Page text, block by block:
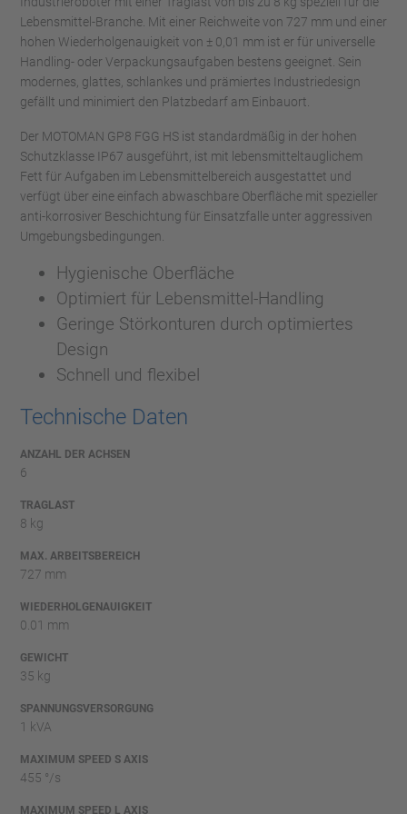
Lebensmittel-Branche. Mit einer Reichweite von 727 mm und einer
hohen Wiederholgenauigkeit von ± 0,01 mm ist er für universelle
Handling- oder Verpackungsaufgaben bestens geeignet. Sein
modernes, glattes, schlankes und prämiertes Industriedesign
gefällt und minimiert den Platzbedarf am Einbauort.
Der MOTOMAN GP8 FGG HS ist standardmäßig in der hohen
Schutzklasse IP67 ausgeführt, ist mit lebensmitteltauglichem
Fett für Aufgaben im Lebensmittelbereich ausgestattet und
verfügt über eine einfach abwaschbare Oberfläche mit spezieller
anti-korrosiver Beschichtung für Einsatzfalle unter aggressiven
Umgebungsbedingungen.
Hygienische Oberfläche
Optimiert für Lebensmittel-Handling
Geringe Störkonturen durch optimiertes
Design
Schnell und flexibel
Technische Daten
ANZAHL DER ACHSEN
6
TRAGLAST
8 kg
MAX. ARBEITSBEREICH
727 mm
WIEDERHOLGENAUIGKEIT
0.01 mm
GEWICHT
35 kg
SPANNUNGSVERSORGUNG
1 kVA
MAXIMUM SPEED S AXIS
455 °/s
MAXIMUM SPEED L AXIS